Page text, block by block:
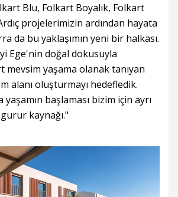
Blu, Folkart Boyalık, Folkart
projelerimizin ardından hayata
da bu yaklaşımın yeni bir halkası.
Ege'nin doğal dokusuyla
yaşama olanak tanıyan
alanı oluşturmayı hedefledik.
başlaması bizim için ayrı
kaynağı."